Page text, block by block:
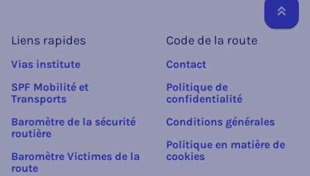
Liens rapides
Vias institute
SPF Mobilité et
Transports
Baromètre de la sécurité
routière
Baromètre Victimes de la
route
Code de la route
Contact
Politique de
confidentialité
Conditions générales
Politique en matière de
cookies